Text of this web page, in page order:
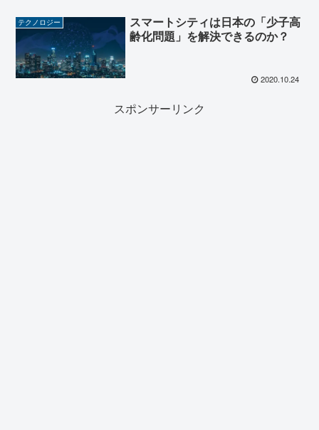
テクノロジー
スマートシティは日本の「少子高
齢化問題」を解決できるのか？
2020.10.24
スポンサーリンク